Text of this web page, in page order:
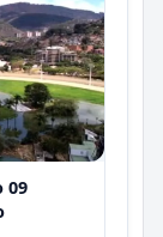
09